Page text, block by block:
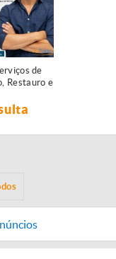
de
Restauro e
de